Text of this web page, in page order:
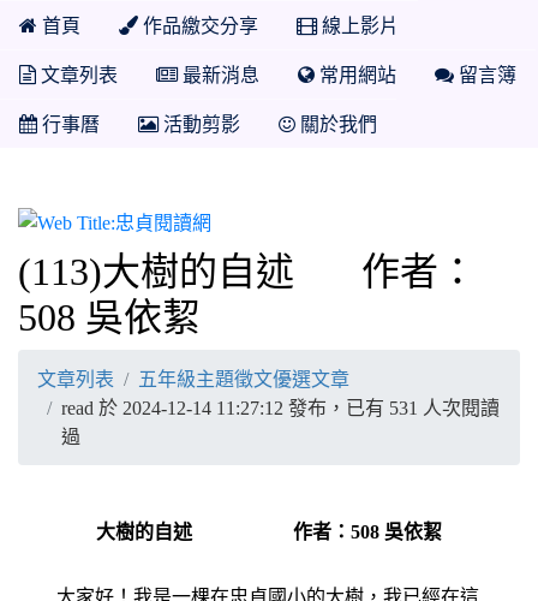
首頁 作品繳交分享 線上影片
文章列表 最新消息 常用網站 留言簿
行事曆 活動剪影 關於我們
(113)大樹的自述 作者：
508 吳依絜
文章列表
五年級主題徵文優選文章
read 於 2024-12-14 11:27:12 發布，已有 531 人次閱讀
過
大樹的自述 作者：508 吳依絜
大家好！我是一棵在忠貞 國小的大樹，我已經在這